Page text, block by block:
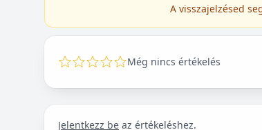
A visszajelzésed
Még nincs értékelés
Jelentkezz be az értékeléshez.